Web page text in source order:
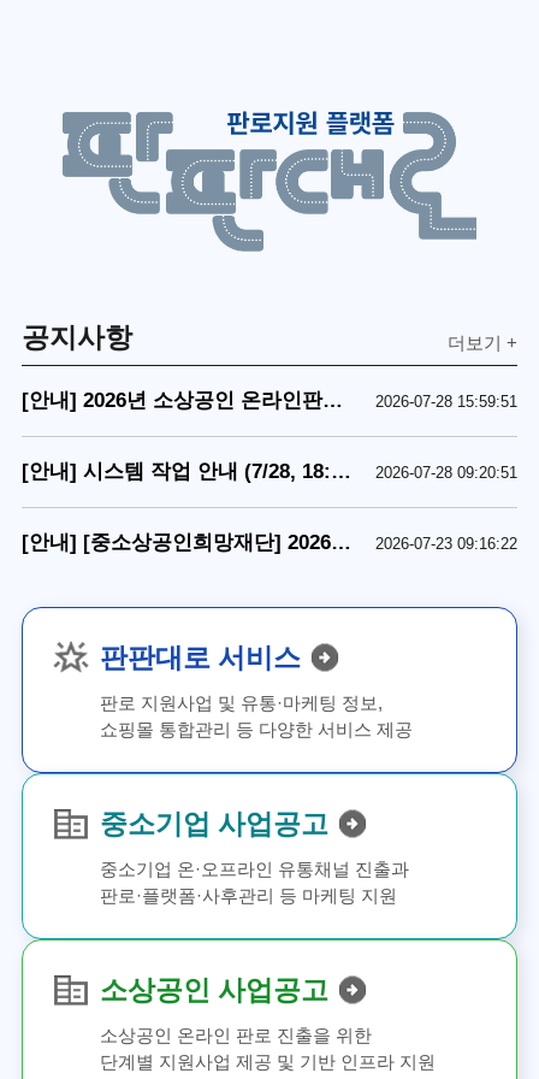
공지사항
[안내] 2026년 소상공인 온라인판로
2026-07-28 15:59:51
[안내] 시스템 작업 안내 (7/28, 18:00
2026-07-28 09:20:51
[안내] [중소상공인희망재단] 2026년
2026-07-23 09:16:22
더보기 +
판판대로 서비스
판로 지원사업 및 유통·마케팅 정보,
쇼핑몰 통합관리 등 다양한 서비스 제공
중소기업 사업공고
중소기업 온·오프라인 유통채널 진출과
판로·플랫폼·사후관리 등 마케팅 지원
소상공인 사업공고
소상공인 온라인 판로 진출을 위한
단계별 지원사업 제공 및 기반 인프라 지원